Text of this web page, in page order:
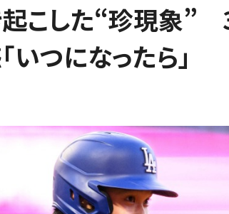
こした“珍現象”
つになったら」